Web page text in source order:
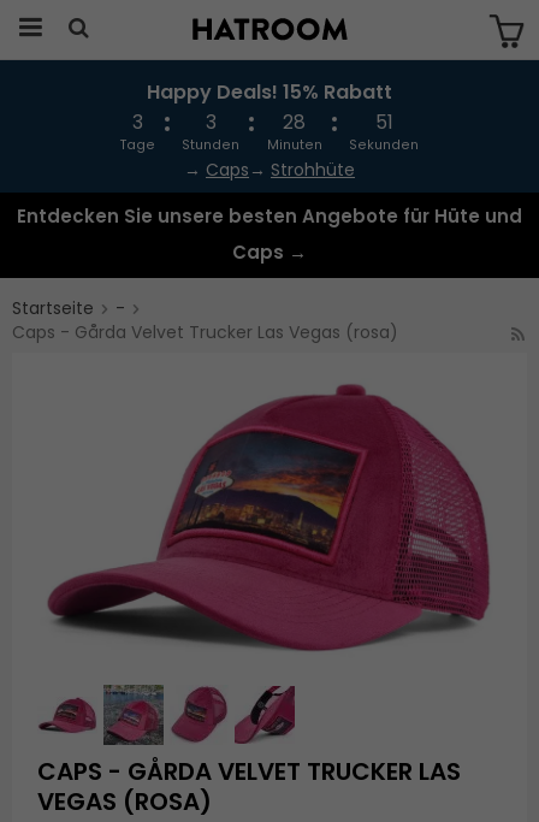
Das Produkt wurde in Ihren Warenkorb
gelegt
Happy Deals! 15% Rabatt
3
Tage
3
Stunden
28
Minuten
51
Sekunden
→ Caps → Strohhüte
Entdecken Sie unsere besten Angebote für Hüte und
Caps →
Startseite
-
Caps - Gårda Velvet Trucker Las Vegas (rosa)
CAPS - GÅRDA VELVET TRUCKER LAS
VEGAS (ROSA)